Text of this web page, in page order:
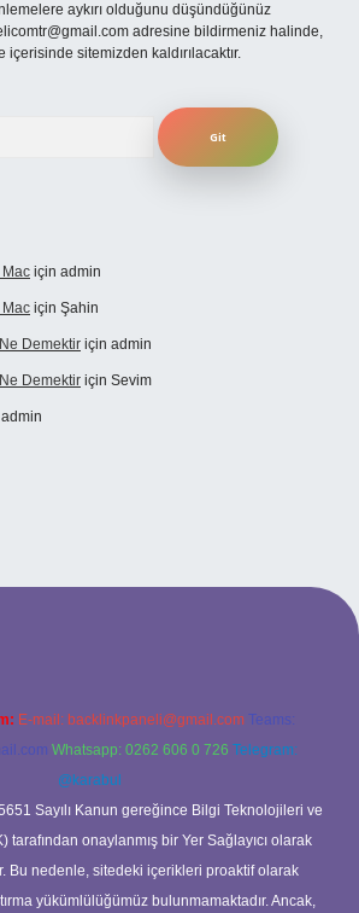
aykırı olduğunu düşündüğünüz
adresine bildirmeniz halinde,
sitemizden kaldırılacaktır.
Mac için admin
Mac için Şahin
Demektir için admin
Demektir için Sevim
admin
E-mail: backlinkpaneli@gmail.com Teams:
Whatsapp: 0262 606 0 726 Telegram:
@karabul
Sayılı Kanun gereğince Bilgi Teknolojileri ve
tarafından onaylanmış bir Yer Sağlayıcı olarak
Bu nedenle, sitedeki içerikleri proaktif olarak
yükümlülüğümüz bulunmamaktadır. Ancak,